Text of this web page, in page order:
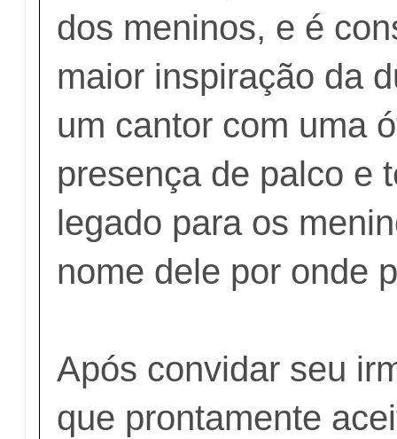
dos meninos, e é
maior inspiração da
um cantor com uma
presença de palco e
legado para os
nome dele por onde
Após convidar seu
que prontamente